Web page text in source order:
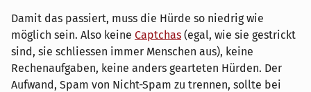
Damit das passiert, muss die Hürde so niedrig wie
möglich sein. Also keine Captchas (egal, wie sie gestrickt
sind, sie schliessen immer Menschen aus), keine
Rechenaufgaben, keine anders gearteten Hürden. Der
Aufwand, Spam von Nicht-Spam zu trennen, sollte bei